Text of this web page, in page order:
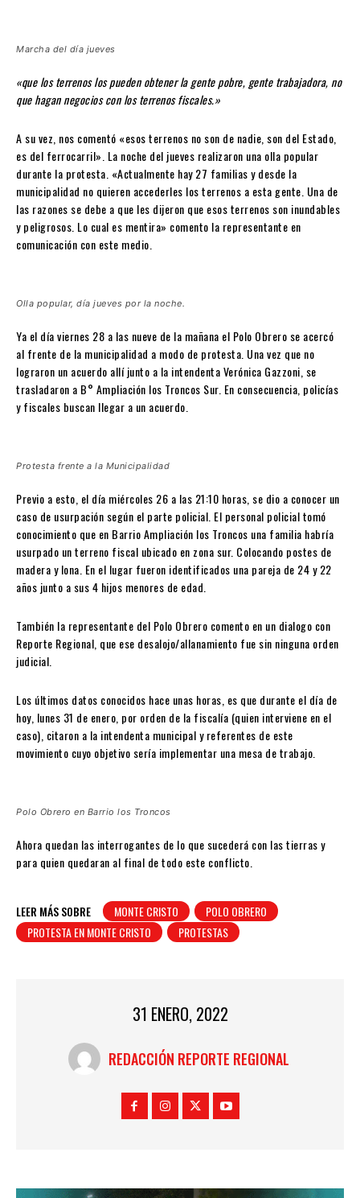
Marcha del día jueves
«que los terrenos los pueden obtener la gente pobre, gente trabajadora, no
que hagan negocios con los terrenos fiscales.»
A su vez, nos comentó «esos terrenos no son de nadie, son del Estado,
es del ferrocarril». La noche del jueves realizaron una olla popular
durante la protesta. «Actualmente hay 27 familias y desde la
municipalidad no quieren accederles los terrenos a esta gente. Una de
las razones se debe a que les dijeron que esos terrenos son inundables
y peligrosos. Lo cual es mentira» comento la representante en
comunicación con este medio.
Olla popular, día jueves por la noche.
Ya el día viernes 28 a las nueve de la mañana el Polo Obrero se acercó
al frente de la municipalidad a modo de protesta. Una vez que no
lograron un acuerdo allí junto a la intendenta Verónica Gazzoni, se
trasladaron a B° Ampliación los Troncos Sur. En consecuencia, policías
y fiscales buscan llegar a un acuerdo.
Protesta frente a la Municipalidad
Previo a esto, el día miércoles 26 a las 21:10 horas, se dio a conocer un
caso de usurpación según el parte policial. El personal policial tomó
conocimiento que en Barrio Ampliación los Troncos una familia habría
usurpado un terreno fiscal ubicado en zona sur. Colocando postes de
madera y lona. En el lugar fueron identificados una pareja de 24 y 22
años junto a sus 4 hijos menores de edad.
También la representante del Polo Obrero comento en un dialogo con
Reporte Regional, que ese desalojo/allanamiento fue sin ninguna orden
judicial.
Los últimos datos conocidos hace unas horas, es que durante el día de
hoy, lunes 31 de enero, por orden de la fiscalía (quien interviene en el
caso), citaron a la intendenta municipal y referentes de este
movimiento cuyo objetivo sería implementar una mesa de trabajo.
Polo Obrero en Barrio los Troncos
Ahora quedan las interrogantes de lo que sucederá con las tierras y
para quien quedaran al final de todo este conflicto.
LEER MÁS SOBRE MONTE CRISTO
POLO OBRERO
PROTESTA EN MONTE CRISTO
PROTESTAS
31 ENERO, 2022
REDACCIÓN REPORTE REGIONAL